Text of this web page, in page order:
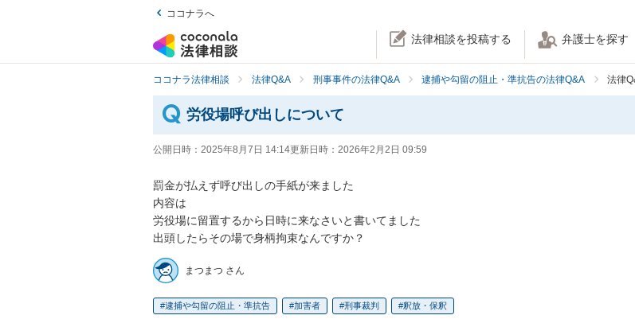
ココナラへ
法律相談を投稿する 弁護士を探す
ココナラ法律相談 法律Q&A 刑事事件の法律Q&A 逮捕や勾留の阻止・準抗告の法律Q&A 法律
労役場呼び出しについて
公開日時： 2025年8月7日 14:14更新日時： 2026年2月2日 09:59
罰金が払えず呼び出しの手紙が来ました
内容は
労役場に留置するから日時に来なさいと書いてました
出頭したらその場で身柄拘束なんですか？
まつまつ さん
逮捕や勾留の阻止・準抗告 加害者 刑事裁判 釈放・保釈